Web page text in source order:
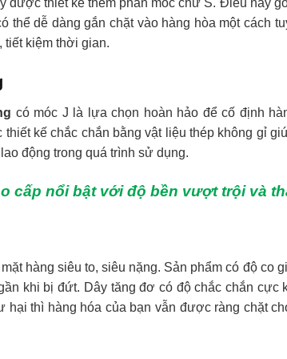
thể dễ dàng gắn chặt vào hàng hòa một cách
tiết kiệm thời gian.
có móc J là lựa chọn hoàn hảo để cố định
kế chắc chắn bằng vật liệu thép không gỉ
động trong quá trình sử dụng.
cấp nổi bật với độ bền vượt trội và
hàng siêu to, siêu nặng. Sản phẩm có độ co
khi bị đứt. Dây tăng đơ có độ chắc chắn cực
thì hàng hóa của bạn vẫn được ràng chặt